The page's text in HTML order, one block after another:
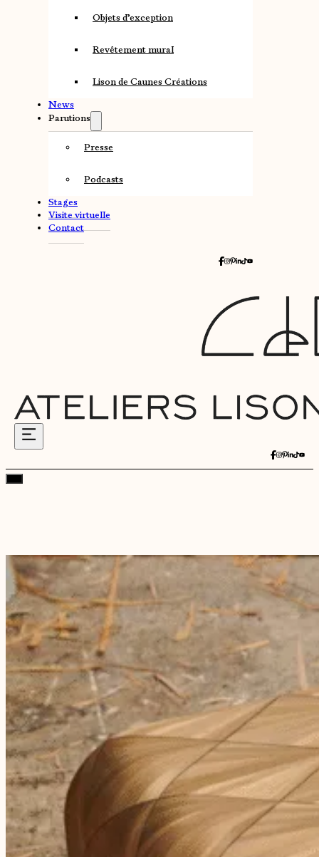
Objets d’exception
Revêtement mural
Lison de Caunes Créations
News
Parutions
Presse
Podcasts
Stages
Visite virtuelle
Contact